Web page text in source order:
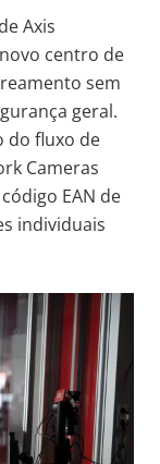
Axis
centro de
sem
geral.
do fluxo de
Cameras
EAN de
individuais